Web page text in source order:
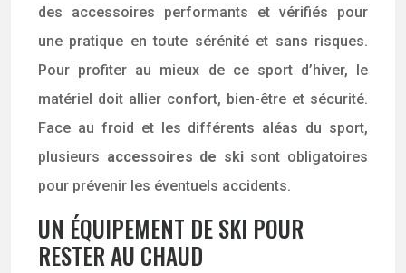
des accessoires performants et vérifiés pour
une pratique en toute sérénité et sans risques.
Pour profiter au mieux de ce sport d’hiver, le
matériel doit allier confort, bien-être et sécurité.
Face au froid et les différents aléas du sport,
plusieurs accessoires de skisont obligatoires
pour prévenir les éventuels accidents.
UN ÉQUIPEMENT DE SKI POUR
RESTER AU CHAUD